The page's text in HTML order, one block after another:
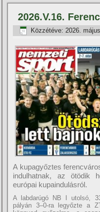
2026.V.16.
Közzétéve: 2026.
A kupagyőztes
indulhatnak, az ötödik
európai kupaindulásról.
A labdarúgó NB I utolsó,
pályán 3–0-ra legyőzte a